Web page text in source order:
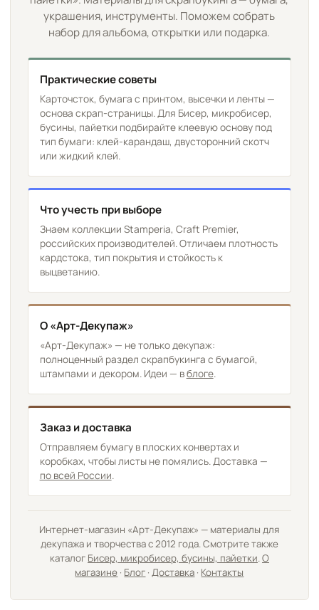
украшения, инструменты. Поможем собрать
набор для альбома, открытки или подарка.
Практические советы
Карточсток, бумага с принтом, высечки и ленты —
основа скрап-страницы. Для Бисер, микробисер,
бусины, пайетки подбирайте клеевую основу под
тип бумаги: клей-карандаш, двусторонний скотч
или жидкий клей.
Что учесть при выборе
Знаем коллекции Stamperia, Craft Premier,
российских производителей. Отличаем плотность
кардстока, тип покрытия и стойкость к
выцветанию.
О «Арт-Декупаж»
«Арт-Декупаж» — не только декупаж:
полноценный раздел скрапбукинга с бумагой,
штампами и декором. Идеи — вблоге.
Заказ и доставка
Отправляем бумагу в плоских конвертах и
коробках, чтобы листы не помялись. Доставка —
по всей России.
Интернет-магазин «Арт-Декупаж» — материалы для
декупажа и творчества с 2012 года. Смотрите также
каталог Бисер, микробисер, бусины, пайетки.О
магазине · Блог ·Доставка · Контакты